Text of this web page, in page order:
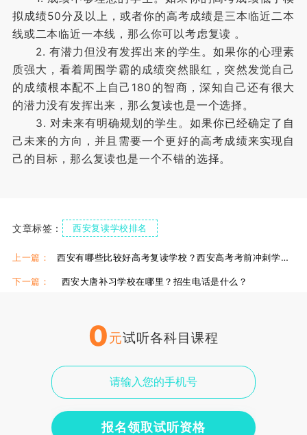
拟成绩50分及以上，或者你的高考成绩是三本临近二本
线或二本临近一本线，那么你可以考虑复读 。
2. 有潜力但没有发挥出来的学生。如果你的心理素
质强大，看着周围学霸的成绩突然眼红，突然发觉自己
的成绩根本配不上自己180的智商，深知自己还有很大
的潜力没有发挥出来，那么复读也是一个选择。
3. 对未来有明确规划的学生。如果你已经确定了自
己未来的方向，并且需要一个更好的高考成绩来实现自
己的目标，那么复读也是一个不错的选择。
文章标签： 西安复读学校排名
上一篇： 西安有哪些比较好高考复读学校？西安高考考前冲刺学校推荐！
下一篇： 西安大唐补习学校在哪里？招生电话是什么？
0元试听各科目课程
报名领取试听资格